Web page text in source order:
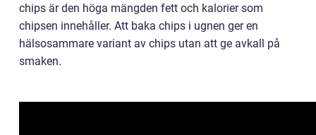
chips är den höga mängden fett och kalorier som
chipsen innehåller. Att baka chips i ugnen ger en
hälsosammare variant av chips utan att ge avkall på
smaken.